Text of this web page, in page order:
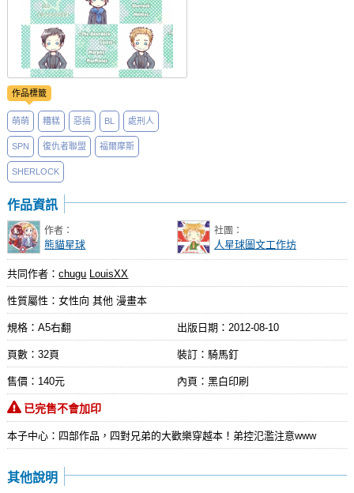
作品標籤
萌萌 糟糕 惡搞 BL 處刑人
SPN 復仇者聯盟 福爾摩斯
SHERLOCK
作品資訊
作者：
熊貓星球
社團：
人星球圖文工作坊
共同作者：chugu LouisXX
性質屬性：女性向 其他 漫畫本
規格：A5右翻 出版日期： 2012-08-10
頁數：32頁 裝訂：騎馬釘
售價：140元 內頁：黑白印刷
已完售不會加印
本子中心：四部作品，四對兄弟的大歡樂穿越本！弟控氾濫注意www
其他說明